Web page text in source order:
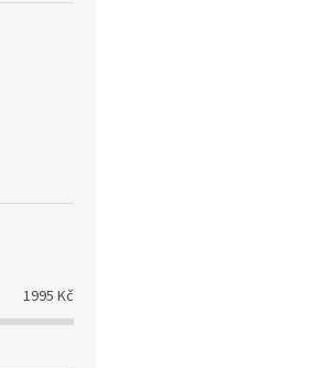
1995 Kč